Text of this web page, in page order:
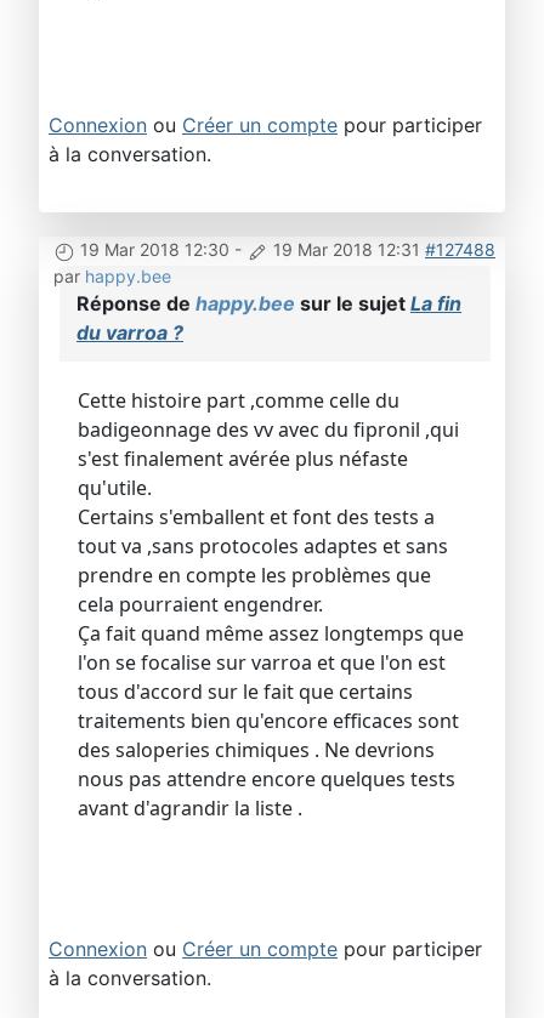
Connexion ou Créer un compte pour participer
à la conversation.
19 Mar 2018 12:30 - 19 Mar 2018 12:31 #127488
par happy.bee
Réponse de happy.bee sur le sujet La fin
du varroa ?
Cette histoire part ,comme celle du
badigeonnage des vv avec du fipronil ,qui
s'est finalement avérée plus néfaste
qu'utile.
Certains s'emballent et font des tests a
tout va ,sans protocoles adaptes et sans
prendre en compte les problèmes que
cela pourraient engendrer.
Ça fait quand même assez longtemps que
l'on se focalise sur varroa et que l'on est
tous d'accord sur le fait que certains
traitements bien qu'encore efficaces sont
des saloperies chimiques . Ne devrions
nous pas attendre encore quelques tests
avant d'agrandir la liste .
Connexion ou Créer un compte pour participer
à la conversation.